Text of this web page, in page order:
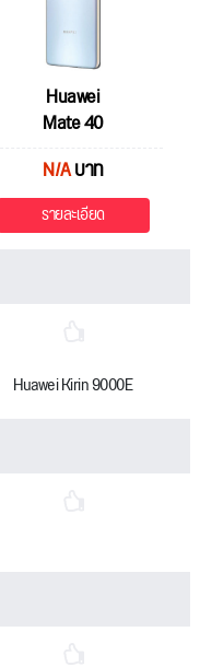
Huawei
Mate 40
N/Aบาท
รายละเอียด
Huawei Kirin 9000E